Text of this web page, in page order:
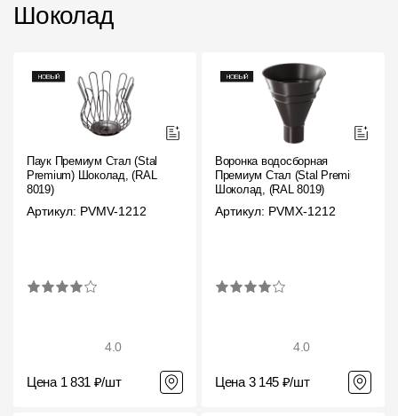
Контакты
8 800 100 71 45site@docke.ru
125212, Россия, Москва, Головинское ш., д. 5, стр. 1(БЦ
"Водный")
Режим работы
Шоколад
Паук Премиум Стал (Stal
Premium) Шоколад, (RAL
8019)
Артикул: PVMV-1212
4.0
Цена 1 831 ₽/шт
Воронка водосборная
Премиум Стал (Stal Premium)
Шоколад, (RAL 8019)
Артикул: PVMX-1212
4.0
Цена 3 145 ₽/шт